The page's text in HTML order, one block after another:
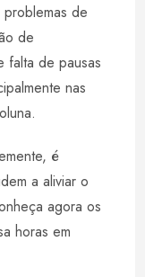
de
de
falta de pausas
nas
é
a aliviar o
agora os
horas em